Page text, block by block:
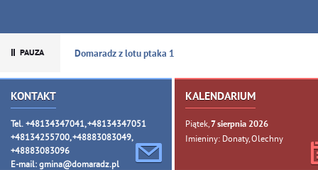
Domaradz z lotu ptaka 1
KONTAKT
Tel. +48134347041, +48134347051
+48134255700, +48883083049,
+48883083096
E-mail: gmina@domaradz.pl
KALENDARIUM
Piątek, 7sierpnia 2026
Imieniny: Donaty, Olechny